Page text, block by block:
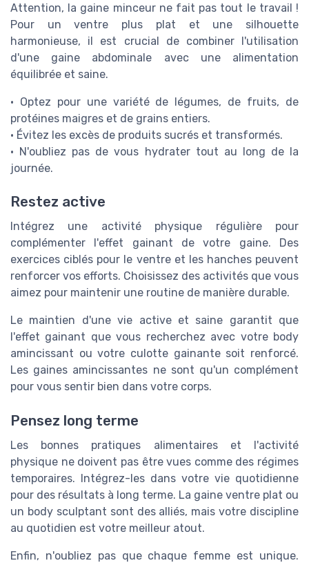
Attention, la gaine minceur ne fait pas tout le travail !
Pour un ventre plus plat et une silhouette
harmonieuse, il est crucial de combiner l'utilisation
d'une gaine abdominale avec une alimentation
équilibrée et saine.
• Optez pour une variété de légumes, de fruits, de
protéines maigres et de grains entiers.
• Évitez les excès de produits sucrés et transformés.
• N'oubliez pas de vous hydrater tout au long de la
journée.
Restez active
Intégrez une activité physique régulière pour
complémenter l'effet gainant de votre gaine. Des
exercices ciblés pour le ventre et les hanches peuvent
renforcer vos efforts. Choisissez des activités que vous
aimez pour maintenir une routine de manière durable.
Le maintien d'une vie active et saine garantit que
l'effet gainant que vous recherchez avec votre body
amincissant ou votre culotte gainante soit renforcé.
Les gaines amincissantes ne sont qu'un complément
pour vous sentir bien dans votre corps.
Pensez long terme
Les bonnes pratiques alimentaires et l'activité
physique ne doivent pas être vues comme des régimes
temporaires. Intégrez-les dans votre vie quotidienne
pour des résultats à long terme. La gaine ventre plat ou
un body sculptant sont des alliés, mais votre discipline
au quotidien est votre meilleur atout.
Enfin, n'oubliez pas que chaque femme est unique.